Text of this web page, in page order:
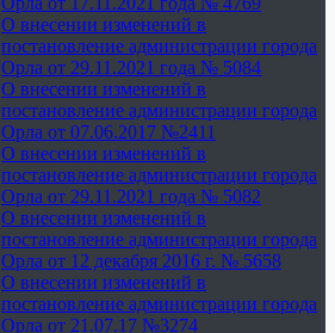
О внесении изменений в
постановление администрации города
Орла от 29.11.2021 года № 5084
О внесении изменений в
постановление администрации города
Орла от 07.06.2017 №2411
О внесении изменений в
постановление администрации города
Орла от 29.11.2021 года № 5082
О внесении изменений в
постановление администрации города
Орла от 12 декабря 2016 г. № 5658
О внесении изменений в
постановление администрации города
Орла от 21.07.17 №3274